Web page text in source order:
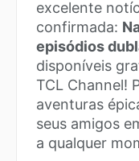
excelente
confirmada:
episódios
disponíveis
TCL Channel!
aventuras
seus amigos
a qualquer